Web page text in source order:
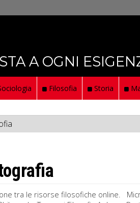
A OGNI
Filosofia Storia
tra le risorse filosofiche online.